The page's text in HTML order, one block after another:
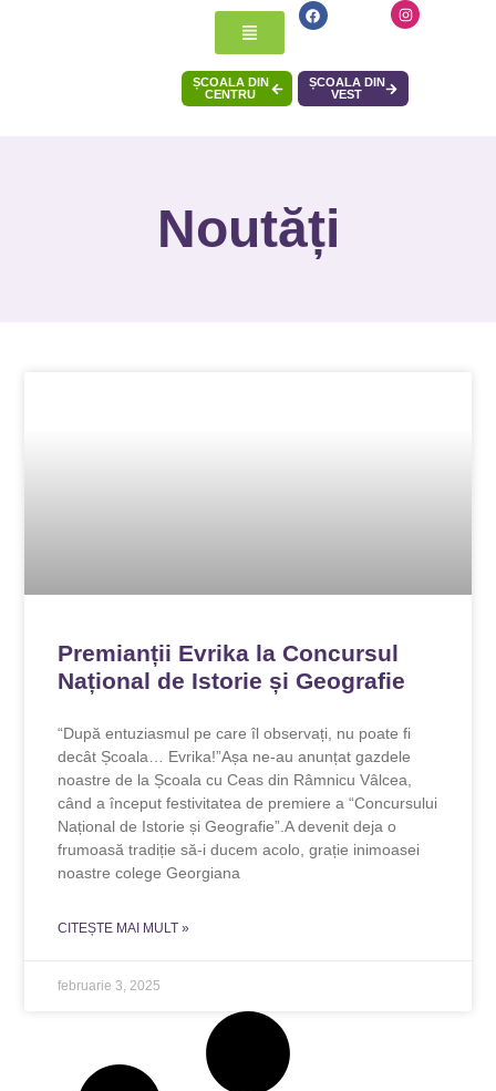
ȘCOALA DIN
CENTRU
ȘCOALA DIN
VEST
Noutăți
Premianții Evrika la Concursul
Național de Istorie și Geografie
“După entuziasmul pe care îl observați, nu poate fi
decât Școala… Evrika!”Așa ne-au anunțat gazdele
noastre de la Școala cu Ceas din Râmnicu Vâlcea,
când a început festivitatea de premiere a “Concursului
Național de Istorie și Geografie”.A devenit deja o
frumoasă tradiție să-i ducem acolo, grație inimoasei
noastre colege Georgiana
CITEȘTE MAI MULT »
februarie 3, 2025